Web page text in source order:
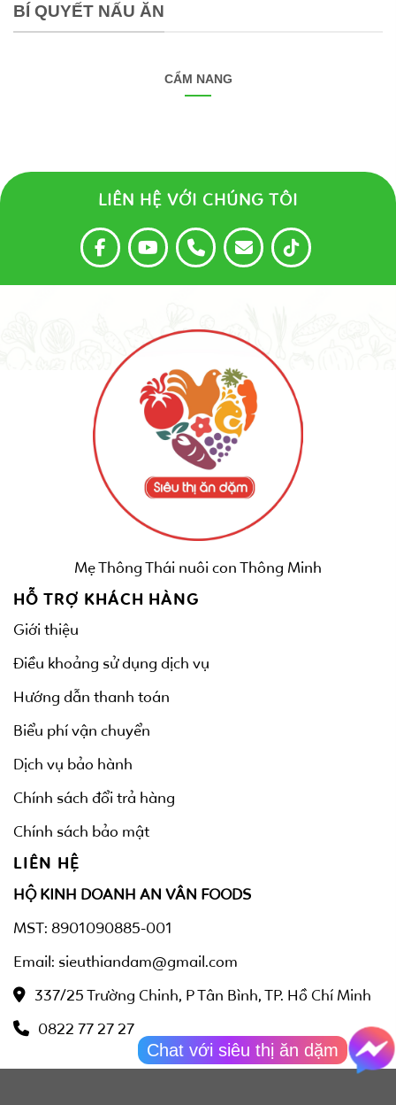
BÍ QUYẾT NẤU ĂN
CẨM NANG
LIÊN HỆ VỚI CHÚNG TÔI
Mẹ Thông Thái nuôi con Thông Minh
HỖ TRỢ KHÁCH HÀNG
Giới thiệu
Điều khoảng sử dụng dịch vụ
Hướng dẫn thanh toán
Biểu phí vận chuyển
Dịch vụ bảo hành
Chính sách đổi trả hàng
Chính sách bảo mật
LIÊN HỆ
HỘ KINH DOANH AN VÂN FOODS
MST: 8901090885-001
Email: sieuthiandam@gmail.com
337/25 Trường Chinh, P Tân Bình, TP. Hồ Chí Minh
0822 77 27 27
Chat với siêu thị ăn dặm